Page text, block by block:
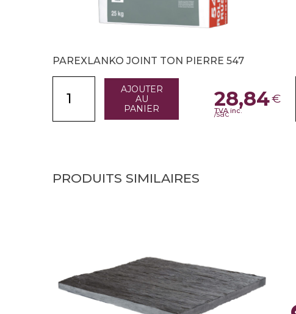
PAREXLANKO JOINT TON PIERRE 547
AJOUTER
AU
PANIER
28,84€
TVA inc.
/sac
PRODUITS SIMILAIRES